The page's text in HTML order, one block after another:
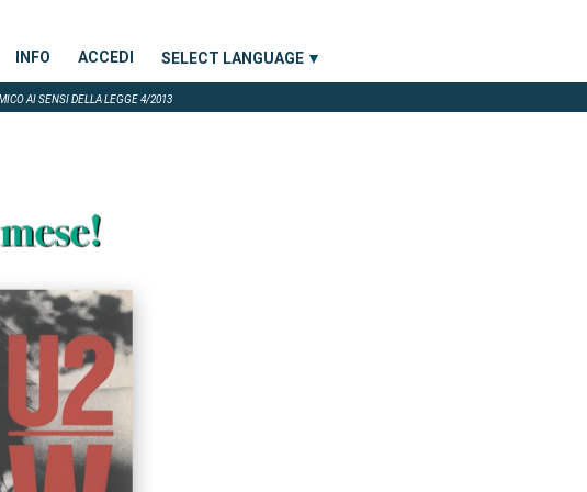
INFO ACCEDI SELECT LANGUAGE ▼
AI SENSI DELLA LEGGE 4/2013